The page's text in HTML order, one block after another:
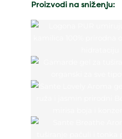
Proizvodi na sniženju: